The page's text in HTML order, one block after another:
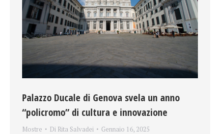
Palazzo Ducale di Genova svela un anno
“policromo” di cultura e innovazione
Mostre Di Rita Salvadei Gennaio 16, 2025